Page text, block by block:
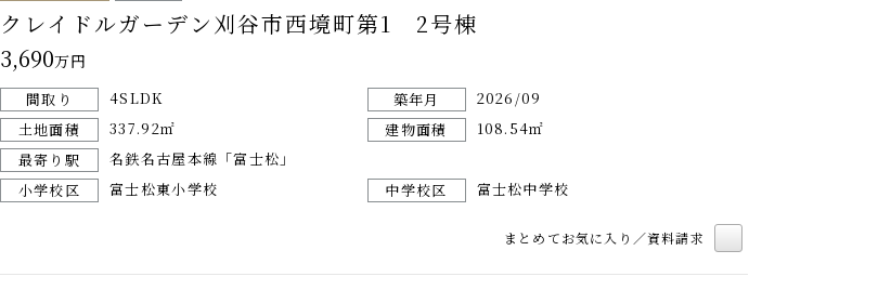
クレイドルガーデン刈谷市西境町第1 2号棟
3,690万円
間取り 4SLDK 築年月
2026/09
土地面積
337.92㎡ 建物面積
108.54㎡
最寄り駅
名鉄名古屋本線「富士松」
小学校区
富士松東小学校 中学校区 富士松中学校
まとめてお気に入り／資料請求